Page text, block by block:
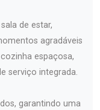
de estar,
agradáveis
espaçosa,
serviço integrada.
garantindo uma